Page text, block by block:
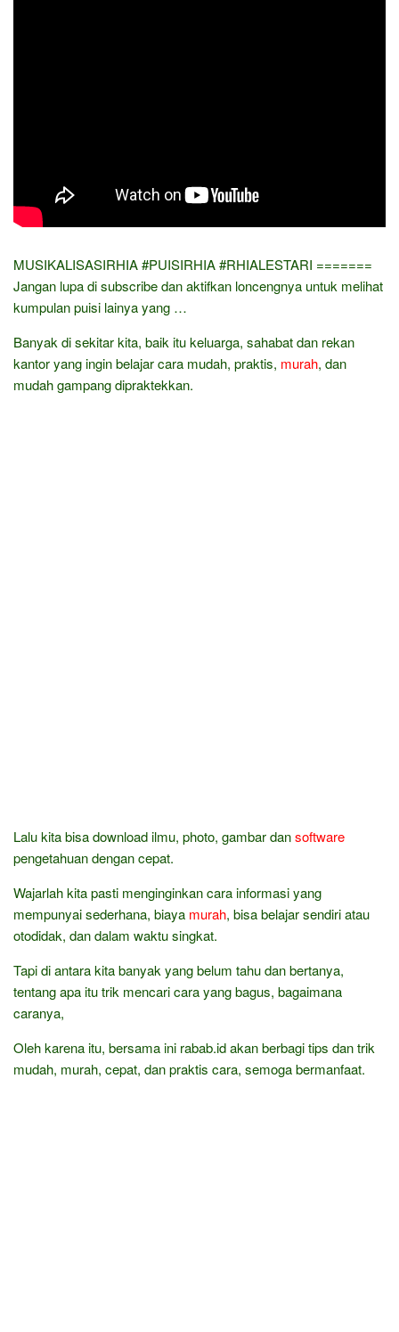
MUSIKALISASIRHIA​ #PUISIRHIA​ #RHIALESTARI​ =======
Jangan lupa di subscribe dan aktifkan loncengnya untuk melihat
kumpulan puisi lainya yang …
Banyak di sekitar kita, baik itu keluarga, sahabat dan rekan
kantor yang ingin belajar cara mudah, praktis, murah, dan
mudah gampang dipraktekkan.
Lalu kita bisa download ilmu, photo, gambar dansoftware
pengetahuan dengan cepat.
Wajarlah kita pasti menginginkan cara informasi yang
mempunyai sederhana, biaya murah, bisa belajar sendiri atau
otodidak, dan dalam waktu singkat.
Tapi di antara kita banyak yang belum tahu dan bertanya,
tentang apa itu trik mencari cara yang bagus, bagaimana
caranya,
Oleh karena itu, bersama ini rabab.id akan berbagi tips dan trik
mudah, murah, cepat, dan praktis cara, semoga bermanfaat.